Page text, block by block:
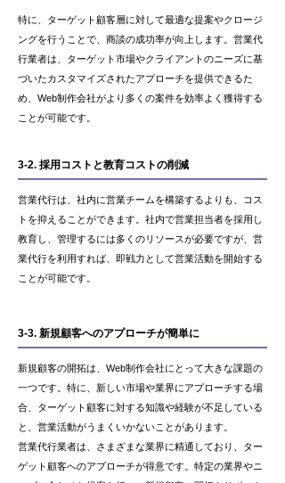
特に、ターゲット顧客層に対して最適な提案やクロージ
ングを行うことで、商談の成功率が向上します。営業代
行業者は、ターゲット市場やクライアントのニーズに基
づいたカスタマイズされたアプローチを提供できるた
め、Web制作会社がより多くの案件を効率よく獲得する
ことが可能です。
3-2. 採用コストと教育コストの削減
営業代行は、社内に営業チームを構築するよりも、コス
トを抑えることができます。社内で営業担当者を採用し
教育し、管理するには多くのリソースが必要ですが、営
業代行を利用すれば、即戦力として営業活動を開始する
ことが可能です。
3-3. 新規顧客へのアプローチが簡単に
新規顧客の開拓は、Web制作会社にとって大きな課題の
一つです。特に、新しい市場や業界にアプローチする場
合、ターゲット顧客に対する知識や経験が不足している
と、営業活動がうまくいかないことがあります。
営業代行業者は、さまざまな業界に精通しており、ター
ゲット顧客へのアプローチが得意です。特定の業界やニ